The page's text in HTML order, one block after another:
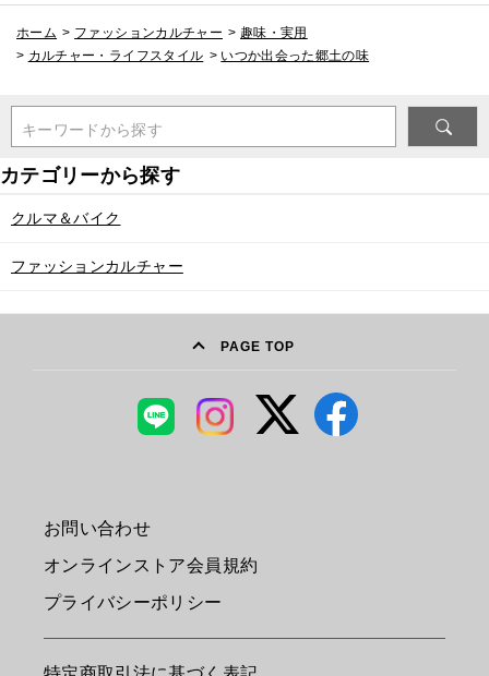
ホーム > ファッションカルチャー > 趣味・実用
> カルチャー・ライフスタイル > いつか出会った郷土の味
キーワードから探す
クルマ＆バイク
ファッションカルチャー
PAGE TOP
お問い合わせ
オンラインストア会員規約
プライバシーポリシー